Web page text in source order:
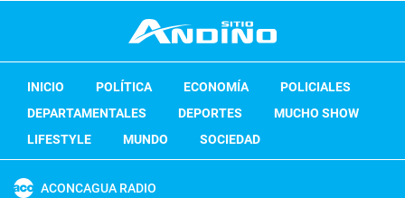
INICIO POLÍTICA ECONOMÍA
POLICIALES
DEPARTAMENTALES
DEPORTES
MUCHO SHOW
LIFESTYLE
MUNDO SOCIEDAD
ACONCAGUA RADIO